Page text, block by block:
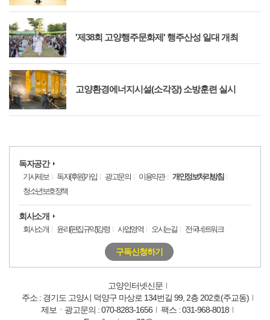
'제38회 고양행주문화제' 행주산성 일대 개최
고양환경에너지시설(소각장) 소방훈련 실시
독자공간
기사제보 독자(후원)가입 광고문의 이용약관
개인정보처리방침
청소년보호정책
회사소개
회사소개 윤리(편집규약)강령 사업영역 오시는길 전국네트워크
구독신청하기
고양인터넷신문
주소 : 경기도 고양시 덕양구 마상로 134번길 99, 2층 202호(주교동)
제보ㆍ광고문의 : 070-8283-1656
팩스 : 031-968-8018